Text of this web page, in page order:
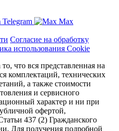
Telegram
Max
Согласие на обработку
использования Cookie
что вся представленная на
комплектаций, технических
а также стоимости
и сервисного
характер и ни при
офертой,
437 (2) Гражданского
Для получения подробной